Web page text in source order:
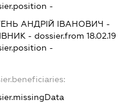
-
АНДРІЙ ІВАНОВИЧ -
- dossier.from 18.02.19
-